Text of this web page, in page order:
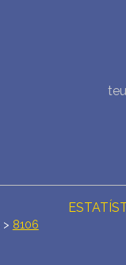
DIÁRIO
> 8106